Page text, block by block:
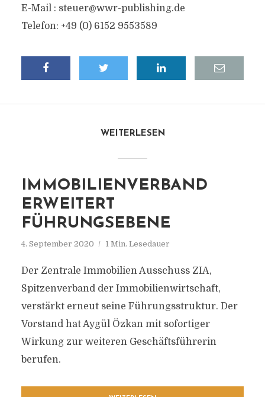
E-Mail : steuer@wwr-publishing.de
Telefon: +49 (0) 6152 9553589
WEITERLESEN
IMMOBILIENVERBAND
ERWEITERT
FÜHRUNGSEBENE
4. September 2020 1 Min. Lesedauer
Der Zentrale Immobilien Ausschuss ZIA,
Spitzenverband der Immobilienwirtschaft,
verstärkt erneut seine Führungsstruktur. Der
Vorstand hat Aygül Özkan mit sofortiger
Wirkung zur weiteren Geschäftsführerin
berufen.